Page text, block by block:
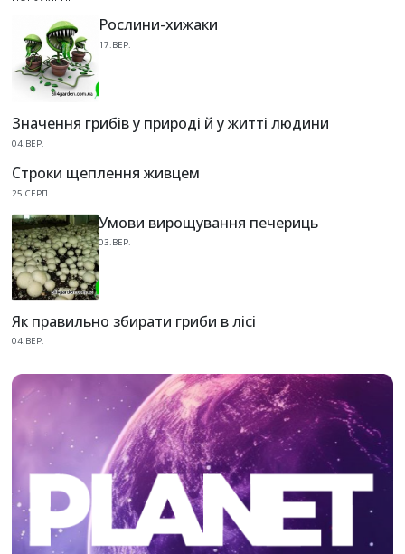
Рослини-хижаки
17.ВЕР.
Значення грибів у природі й у житті людини
04.ВЕР.
Строки щеплення живцем
25.СЕРП.
Умови вирощування печериць
03.ВЕР.
Як правильно збирати гриби в лісі
04.ВЕР.